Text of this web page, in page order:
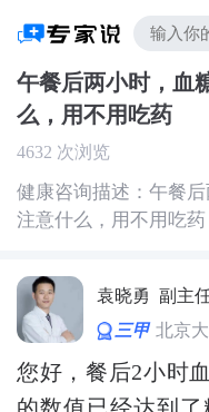
午餐后两小时，血
么，用不用吃药
4632 次浏览
健康咨询描述：午餐
注意什么，用不用吃药
袁晓勇 副主
三甲 北京
您好，餐后2小时